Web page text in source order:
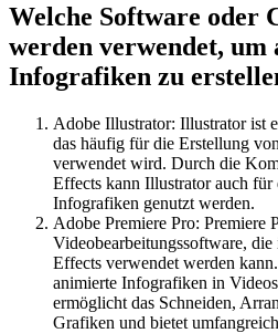
Welche Software oder
werden verwendet, um
Infografiken zu
Adobe Illustrator: Illustrator ist
das häufig für die Erstellung
verwendet wird. Durch die
Effects kann Illustrator auch
Infografiken genutzt werden.
Adobe Premiere Pro: Premiere
Videobearbeitungssoftware,
Effects verwendet werden
animierte Infografiken in
ermöglicht das Schneiden,
Grafiken und bietet